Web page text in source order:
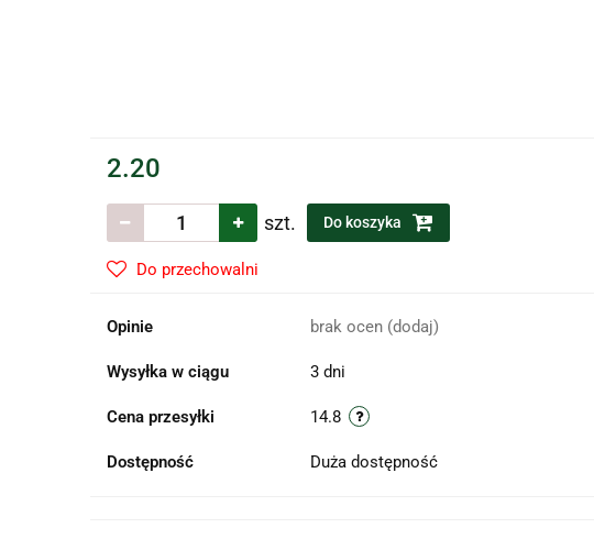
2.20
szt. Do koszyka
Do przechowalni
Opinie brak ocen (dodaj)
Wysyłka w ciągu 3 dni
Cena przesyłki 14.8
Dostępność Duża dostępność